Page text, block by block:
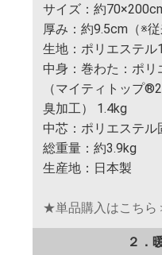
サイズ：約
厚み：約9.5cm（※従
生地：ポリエステル
中身：巻わた：ポリ
（マイティトップ
臭加工） 1.4kg
中芯：ポリエステル
総重量：約3.9kg
生産地：日本製
★単品購入はこちら
２．